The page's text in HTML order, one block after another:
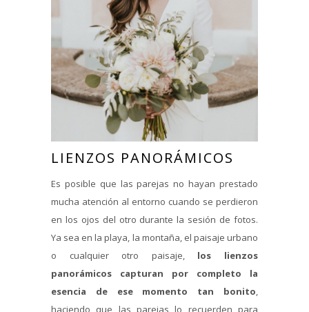
LIENZOS PANORÁMICOS
Es posible que las parejas no hayan prestado
mucha atención al entorno cuando se perdieron
en los ojos del otro durante la sesión de fotos.
Ya sea en la playa, la montaña, el paisaje urbano
o cualquier otro paisaje, los lienzos
panorámicos capturan por completo la
esencia de ese momento tan bonito,
haciendo que las parejas lo recuerden para